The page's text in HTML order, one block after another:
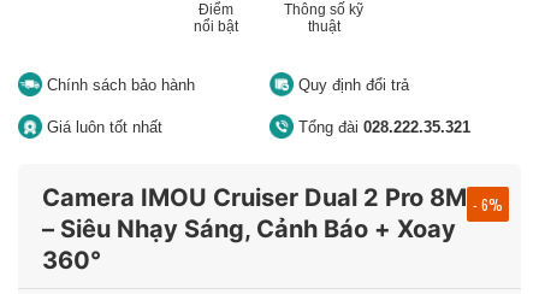
Điểm
nổi bật
Thông số kỹ
thuật
Chính sách bảo hành Quy định đổi trả
Giá luôn tốt nhất Tổng đài 028.222.35.321
Camera IMOU Cruiser Dual 2 Pro 8MP
– Siêu Nhạy Sáng, Cảnh Báo + Xoay
360°
- 6%